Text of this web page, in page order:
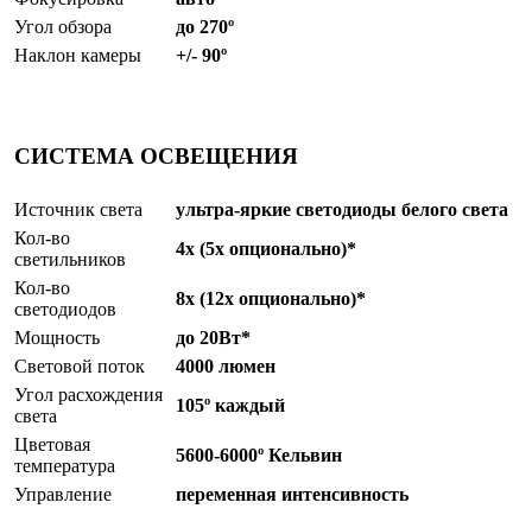
Угол обзора
до 270º
Наклон камеры
+/- 90º
СИСТЕМА ОСВЕЩЕНИЯ
Источник света
ультра-яркие светодиоды белого света
Кол-во
светильников
4x (5x опционально)*
Кол-во
светодиодов
8x (12x опционально)*
Мощность
до 20Вт*
Световой поток
4000 люмен
Угол расхождения
света
105º каждый
Цветовая
температура
5600-6000º Кельвин
Управление
переменная интенсивность